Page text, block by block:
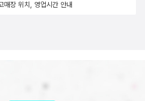
야 할 '정치'의 장소와 향방에 있을 것이다.
지 않는다. 때문에 그의 책들은 굳이 해석을
매장 위치, 영업시간 안내